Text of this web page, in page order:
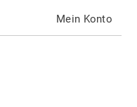
Mein Konto